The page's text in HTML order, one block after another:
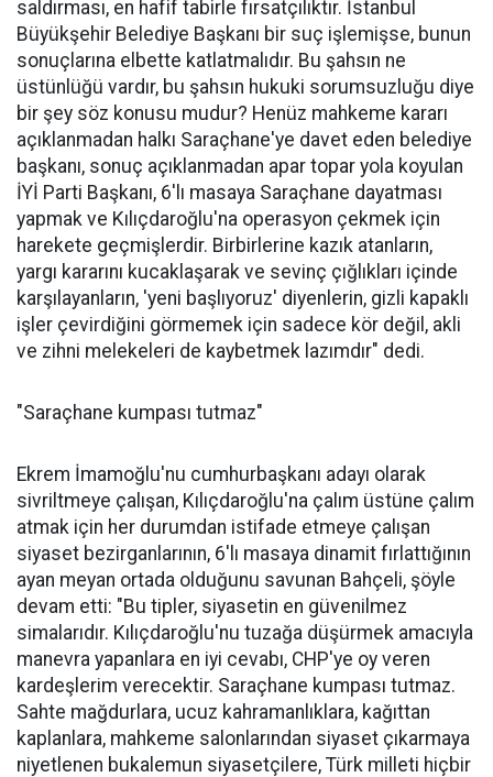
saldırması, en hafif tabirle fırsatçılıktır. İstanbul
Büyükşehir Belediye Başkanı bir suç işlemişse, bunun
sonuçlarına elbette katlatmalıdır. Bu şahsın ne
üstünlüğü vardır, bu şahsın hukuki sorumsuzluğu diye
bir şey söz konusu mudur? Henüz mahkeme kararı
açıklanmadan halkı Saraçhane'ye davet eden belediye
başkanı, sonuç açıklanmadan apar topar yola koyulan
İYİ Parti Başkanı, 6'lı masaya Saraçhane dayatması
yapmak ve Kılıçdaroğlu'na operasyon çekmek için
harekete geçmişlerdir. Birbirlerine kazık atanların,
yargı kararını kucaklaşarak ve sevinç çığlıkları içinde
karşılayanların, 'yeni başlıyoruz' diyenlerin, gizli kapaklı
işler çevirdiğini görmemek için sadece kör değil, akli
ve zihni melekeleri de kaybetmek lazımdır" dedi.
"Saraçhane kumpası tutmaz"
Ekrem İmamoğlu'nu cumhurbaşkanı adayı olarak
sivriltmeye çalışan, Kılıçdaroğlu'na çalım üstüne çalım
atmak için her durumdan istifade etmeye çalışan
siyaset bezirganlarının, 6'lı masaya dinamit fırlattığının
ayan meyan ortada olduğunu savunan Bahçeli, şöyle
devam etti: "Bu tipler, siyasetin en güvenilmez
simalarıdır. Kılıçdaroğlu'nu tuzağa düşürmek amacıyla
manevra yapanlara en iyi cevabı, CHP'ye oy veren
kardeşlerim verecektir. Saraçhane kumpası tutmaz.
Sahte mağdurlara, ucuz kahramanlıklara, kağıttan
kaplanlara, mahkeme salonlarından siyaset çıkarmaya
niyetlenen bukalemun siyasetçilere, Türk milleti hiçbir